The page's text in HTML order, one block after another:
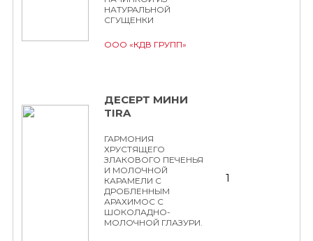
НАТУРАЛЬНОЙ
СГУЩЕНКИ
ООО «КДВ ГРУПП»
ДЕСЕРТ МИНИ
TIRA
ГАРМОНИЯ
ХРУСТЯЩЕГО
ЗЛАКОВОГО ПЕЧЕНЬЯ
И МОЛОЧНОЙ
КАРАМЕЛИ С
ДРОБЛЕННЫМ
АРАХИМОС С
ШОКОЛАДНО-
МОЛОЧНОЙ ГЛАЗУРИ.
1